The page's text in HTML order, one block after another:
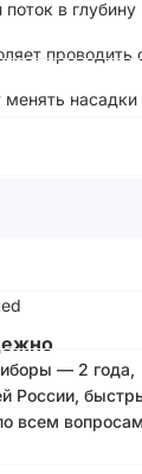
в
насадки
— 2 года,
России,
всем